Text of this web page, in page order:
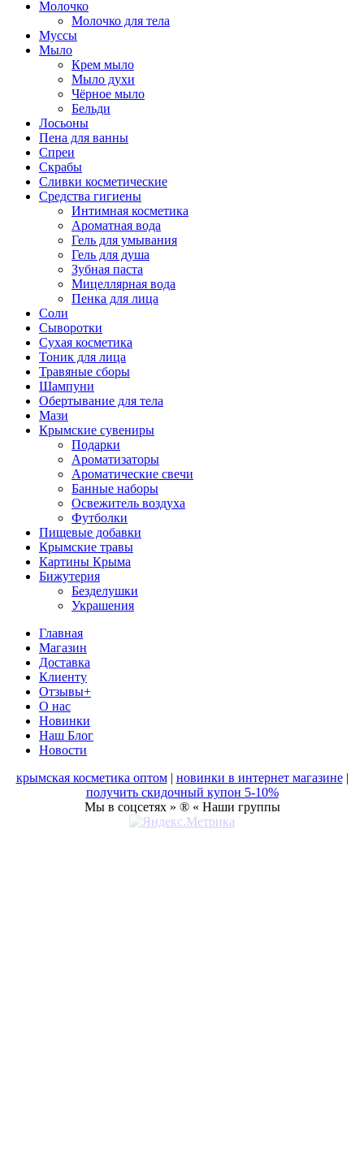
Молочко
Молочко для тела
Муссы
Мыло
Крем мыло
Мыло духи
Чёрное мыло
Бельди
Лосьоны
Пена для ванны
Спреи
Скрабы
Сливки косметические
Средства гигиены
Интимная косметика
Ароматная вода
Гель для умывания
Гель для душа
Зубная паста
Мицеллярная вода
Пенка для лица
Соли
Сыворотки
Сухая косметика
Тоник для лица
Травяные сборы
Шампуни
Обертывание для тела
Мази
Крымские сувениры
Подарки
Ароматизаторы
Ароматические свечи
Банные наборы
Освежитель воздуха
Футболки
Пищевые добавки
Крымские травы
Картины Крыма
Бижутерия
Безделушки
Украшения
Главная
Магазин
Доставка
Клиенту
Отзывы+
О нас
Новинки
Наш Блог
Новости
крымская косметика оптом| новинки в интернет магазине|
получить скидочный купон 5-10%
Мы в соцсетях » ® « Наши группы